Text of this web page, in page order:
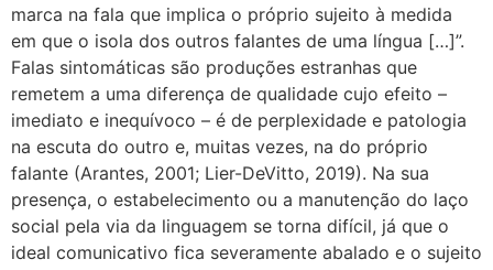
marca na fala que implica o próprio sujeito à medida
em que o isola dos outros falantes de uma língua […]”.
Falas sintomáticas são produções estranhas que
remetem a uma diferença de qualidade cujo efeito –
imediato e inequívoco – é de perplexidade e patologia
na escuta do outro e, muitas vezes, na do próprio
falante (Arantes, 2001; Lier-DeVitto, 2019). Na sua
presença, o estabelecimento ou a manutenção do laço
social pela via da linguagem se torna difícil, já que o
ideal comunicativo fica severamente abalado e o sujeito